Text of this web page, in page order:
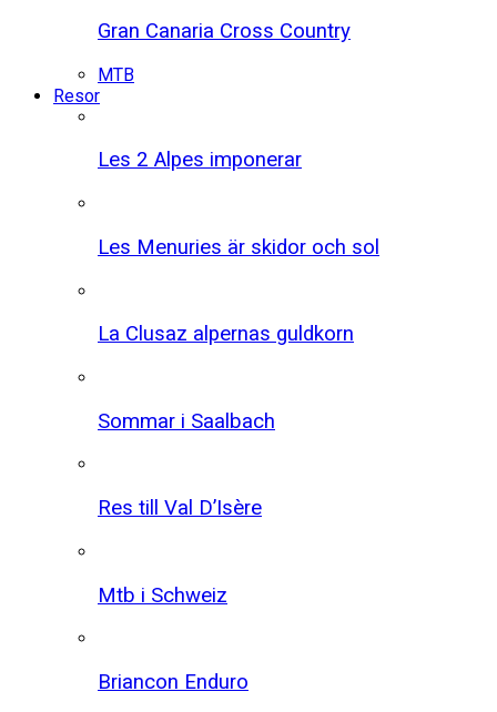
Gran Canaria Cross Country
MTB
Resor
Les 2 Alpes imponerar
Les Menuries är skidor och sol
La Clusaz alpernas guldkorn
Sommar i Saalbach
Res till Val D’Isère
Mtb i Schweiz
Briancon Enduro